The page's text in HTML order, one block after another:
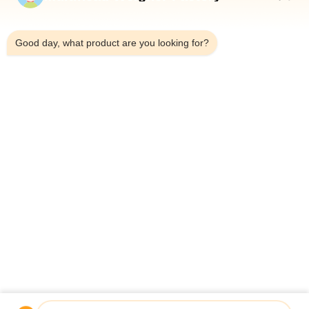
PrivacybeleidChina Goede kwaliteit Multihead weger Auteursrecht © 2020-
Good day, what product are you looking for?